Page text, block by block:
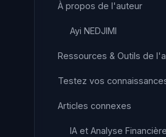
À propos de l'auteur
Ayi NEDJIMI
Ressources & Outils de
Testez vos
Articles connexes
IA et Analyse